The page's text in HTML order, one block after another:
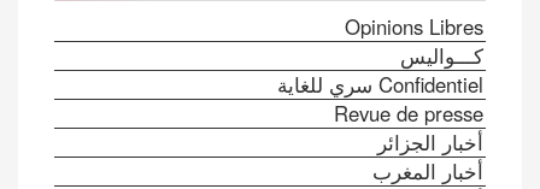
Opinions Libres
كـــواليس
Confidentiel سري للغاية
Revue de presse
أخبار الجزائر
أخبار المغرب